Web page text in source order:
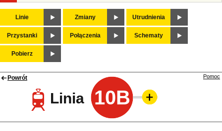
Linie Zmiany Utrudnienia
Przystanki Połączenia Schematy
Pobierz
Powrót
Linia 10B
Pomoc